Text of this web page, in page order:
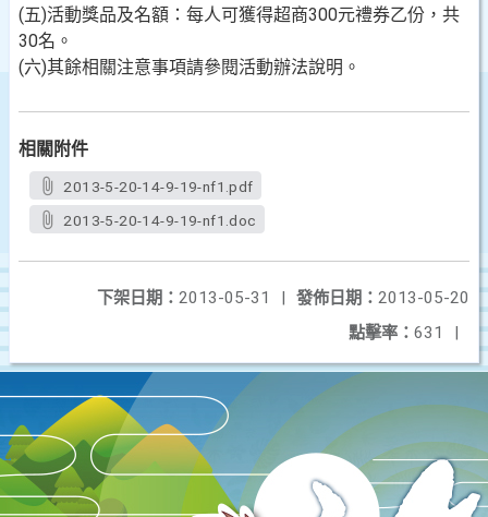
(五)活動獎品及名額：每人可獲得超商300元禮券乙份，共
30名。
(六)其餘相關注意事項請參閱活動辦法說明。
相關附件
2013-5-20-14-9-19-nf1.pdf
2013-5-20-14-9-19-nf1.doc
發佈日期： 2013-05-20
下架日期： 2013-05-31
|
點擊率： 631 |